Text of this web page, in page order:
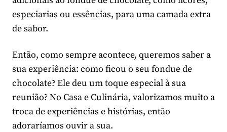
especiarias ou essências, para uma camada extra
de sabor.
Então, como sempre acontece, queremos saber a
sua experiência: como ficou o seu fondue de
chocolate? Ele deu um toque especial à sua
reunião? No Casa e Culinária, valorizamos muito a
troca de experiências e histórias, então
adoraríamos ouvir a sua.